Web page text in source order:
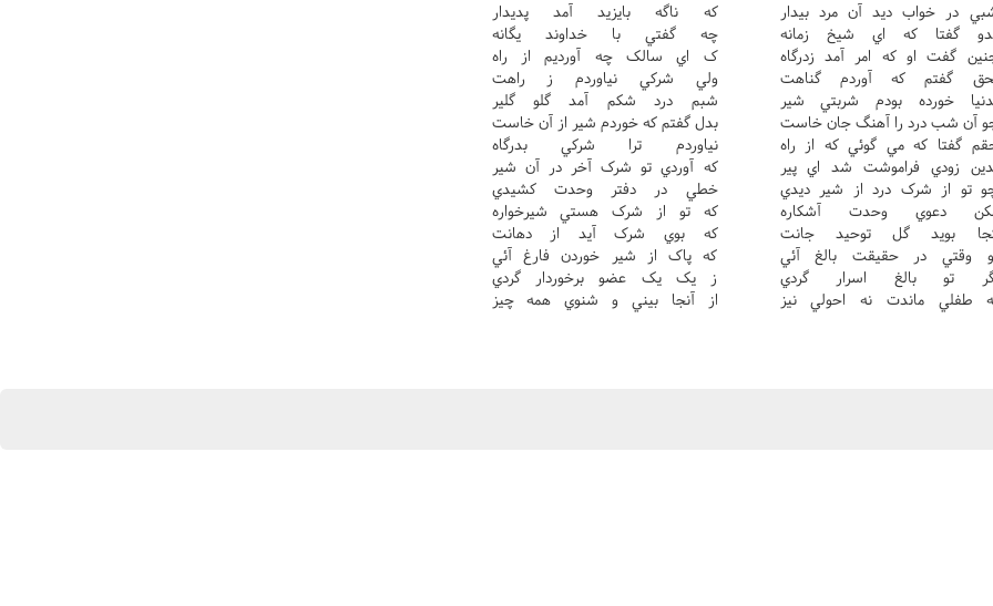
در خواب ديد آن مرد بيدار
که ناگه بايزيد آمد پديدار
گفتا که اي شيخ زمانه
چه گفتي با خداوند يگانه
گفت او که امر آمد زدرگاه
ک اي سالک چه آورديم از راه
گفتم که آوردم گناهت
ولي شرکي نياوردم ز راهت
خورده بودم شربتي شير
شبم درد شکم آمد گلو گلير
آن شب درد را آهنگ جان خاست
بدل گفتم که خوردم شير از آن خاست
گفتا که مي گوئي که از راه
نياوردم ترا شرکي بدرگاه
زودي فراموشت شد اي پير
که آوردي تو شرک آخر در آن شير
تو از شرک درد از شير ديدي
خطي در دفتر وحدت کشيدي
دعوي وحدت آشکاره
که تو از شرک هستي شيرخواره
بويد گل توحيد جانت
که بوي شرک آيد از دهانت
وقتي در حقيقت بالغ آئي
که پاک از شير خوردن فارغ آئي
تو بالغ اسرار گردي
ز يک يک عضو برخوردار گردي
طفلي ماندت نه احولي نيز
از آنجا بيني و شنوي همه چيز